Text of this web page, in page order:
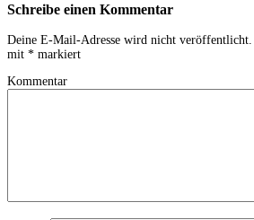
Schreibe einen Kommentar
Deine E-Mail-Adresse wird nicht veröffentlicht.
mit * markiert
Kommentar